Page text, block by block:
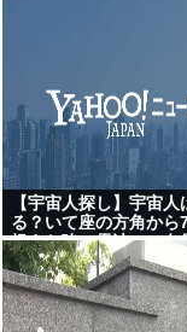
【宇宙人探し】宇宙人
る？いて座の方角から
捉えた強い電波、50年
分からぬ「Wow！信
「合理的に考えると、
からの信号の可能性」